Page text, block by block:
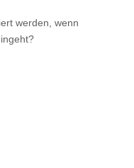
werden, wenn